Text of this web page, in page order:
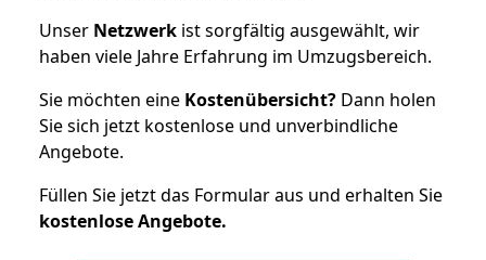
Unser Netzwerk ist sorgfältig ausgewählt, wir
haben viele Jahre Erfahrung im Umzugsbereich.
Sie möchten eine Kostenübersicht? Dann holen
Sie sich jetzt kostenlose und unverbindliche
Angebote.
Füllen Sie jetzt das Formular aus und erhalten Sie
kostenloseAngebote.